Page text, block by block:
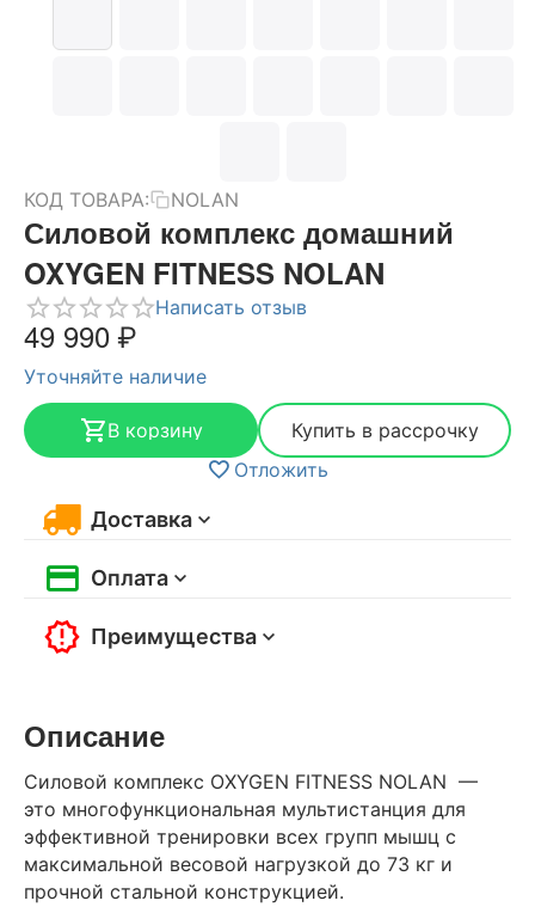
КОД ТОВАРА: NOLAN
Силовой комплекс домашний
OXYGEN FITNESS NOLAN
Написать отзыв
49 990₽
Уточняйте наличие
В корзину
Купить в рассрочку
Отложить
Доставка
Оплата
Преимущества
Описание
Силовой комплекс OXYGEN FITNESS NOLAN —
это многофункциональная мультистанция для
эффективной тренировки всех групп мышц с
максимальной весовой нагрузкой до 73 кг и
прочной стальной конструкцией.